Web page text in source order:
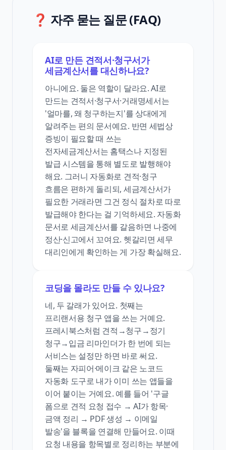
❓ 자주 묻는 질문 (FAQ)
AI로 만든 견적서·청구서가
세금계산서를 대신하나요?
아니에요. 둘은 역할이 달라요. AI로
만드는 견적서·청구서·거래명세서는
'얼마를, 왜 청구하는지'를 상대에게
알려주는 편의 문서예요. 반면 세법상
증빙이 필요할 때 쓰는
전자세금계산서는 홈택스나 지정된
발급 시스템을 통해 별도로 발행해야
해요. 그러니 자동화로 견적·청구
흐름은 편하게 돌리되, 세금계산서가
필요한 거래라면 그건 정식 절차로 따로
발급해야 한다는 걸 기억하세요. 자동화
문서로 세금계산서를 갈음하면 나중에
정산·신고에서 꼬여요. 헷갈리면 세무
대리인에게 확인하는 게 가장 확실해요.
코딩을 몰라도 만들 수 있나요?
네, 두 갈래가 있어요. 첫째는
프리랜서용 청구 앱을 쓰는 거예요.
프레시북스처럼 견적→청구→정기
청구→입금 리마인더가 한 번에 되는
서비스는 설정만 하면 바로 써요.
둘째는 자피어·메이크 같은 노코드
자동화 도구로 내가 이미 쓰는 앱들을
이어 붙이는 거예요. 예를 들어 '구글
폼으로 견적 요청 접수 → AI가 항목·
금액 정리 → PDF 생성 → 이메일
발송'을 블록을 연결해 만들어요. 이때
요청 내용을 항목별로 정리하는 부분에